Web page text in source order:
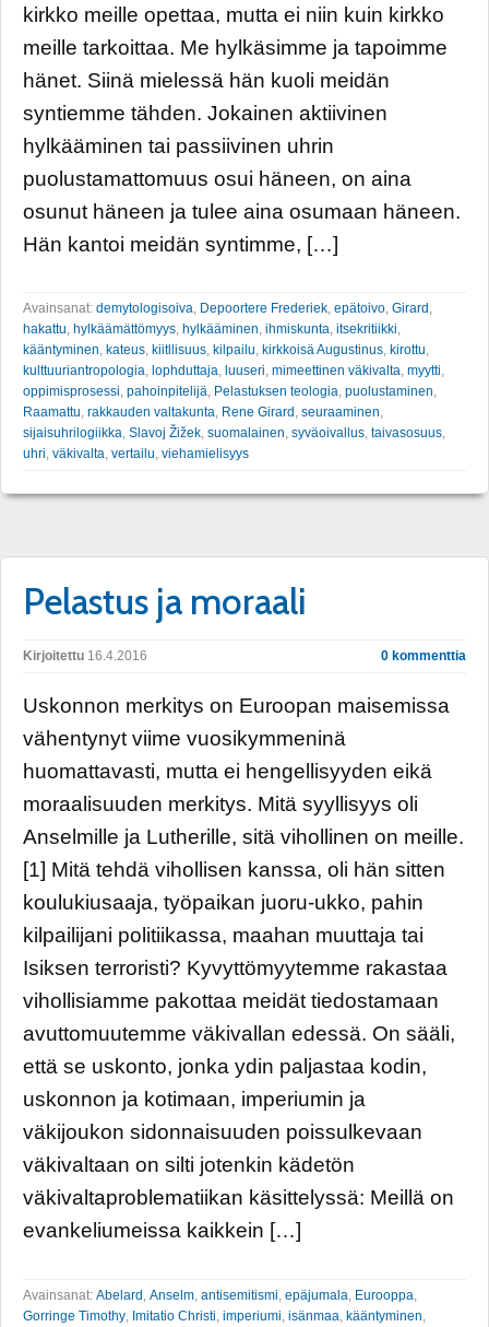
kirkko meille opettaa, mutta ei niin kuin kirkko
meille tarkoittaa. Me hylkäsimme ja tapoimme
hänet. Siinä mielessä hän kuoli meidän
syntiemme tähden. Jokainen aktiivinen
hylkääminen tai passiivinen uhrin
puolustamattomuus osui häneen, on aina
osunut häneen ja tulee aina osumaan häneen.
Hän kantoi meidän syntimme, […]
Avainsanat: demytologisoiva, Depoortere Frederiek, epätoivo, Girard ,
hakattu, hylkäämättömyys, hylkääminen, ihmiskunta, itsekritiikki,
kääntyminen, kateus, kiitllisuus, kilpailu, kirkkoisä Augustinus, kirottu,
kulttuuriantropologia, lophduttaja, luuseri, mimeettinen väkivalta, myytti,
oppimisprosessi, pahoinpitelijä, Pelastuksen teologia, puolustaminen,
Raamattu, rakkauden valtakunta, Rene Girard , seuraaminen,
sijaisuhrilogiikka, Slavoj Žižek, suomalainen, syväoivallus, taivasosuus,
uhri, väkivalta, vertailu, viehamielisyys
Pelastus ja moraali
Kirjoitettu 16.4.2016 0 kommenttia
Uskonnon merkitys on Euroopan maisemissa
vähentynyt viime vuosikymmeninä
huomattavasti, mutta ei hengellisyyden eikä
moraalisuuden merkitys. Mitä syyllisyys oli
Anselmille ja Lutherille, sitä vihollinen on meille.
[1] Mitä tehdä vihollisen kanssa, oli hän sitten
koulukiusaaja, työpaikan juoru-ukko, pahin
kilpailijani politiikassa, maahan muuttaja tai
Isiksen terroristi? Kyvyttömyytemme rakastaa
vihollisiamme pakottaa meidät tiedostamaan
avuttomuutemme väkivallan edessä. On sääli,
että se uskonto, jonka ydin paljastaa kodin,
uskonnon ja kotimaan, imperiumin ja
väkijoukon sidonnaisuuden poissulkevaan
väkivaltaan on silti jotenkin kädetön
väkivaltaproblematiikan käsittelyssä: Meillä on
evankeliumeissa kaikkein […]
Avainsanat: Abelard Anselm antisemitismi epäjumala Eurooppa
Gorringe Timothy Imitatio Christi imperiumi isänmaa kääntyminen